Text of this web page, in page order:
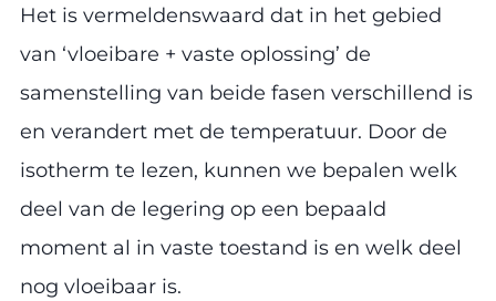
Het is vermeldenswaard dat in het gebied
van ‘vloeibare + vaste oplossing’ de
samenstelling van beide fasen verschillend is
en verandert met de temperatuur. Door de
isotherm te lezen, kunnen we bepalen welk
deel van de legering op een bepaald
moment al in vaste toestand is en welk deel
nog vloeibaar is.